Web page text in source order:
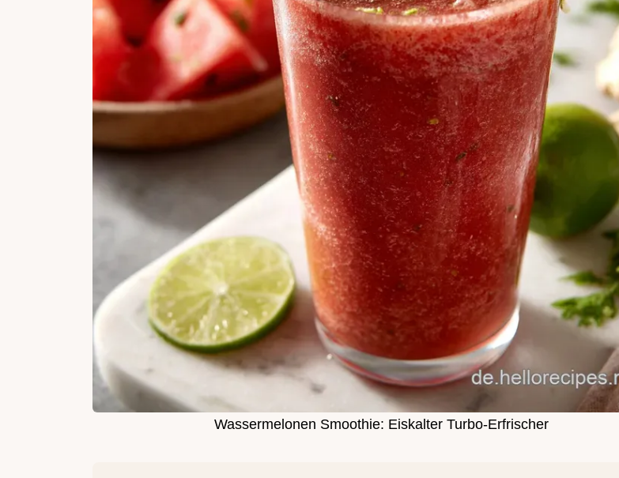
Wassermelonen Smoothie: Eiskalter Turbo-Erfrischer